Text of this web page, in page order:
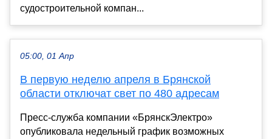
судостроительной компан...
05:00, 01 Апр
В первую неделю апреля в Брянской
области отключат свет по 480 адресам
Пресс-служба компании «БрянскЭлектро»
опубликовала недельный график возможных